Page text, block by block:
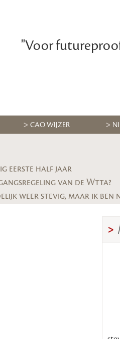
"Voor
CAO WIJZER
eerste half jaar
van de Wtta?